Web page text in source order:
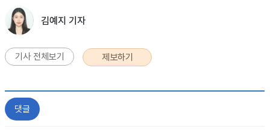
김예지 기자
기사 전체보기 제보하기
댓글